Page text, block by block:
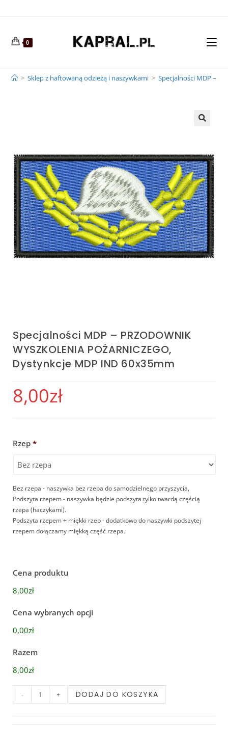
0
> Sklep z haftowaną odzieżą i naszywkami > Specjalności MDP –
Specjalności MDP – PRZODOWNIK
WYSZKOLENIA POŻARNICZEGO,
Dystynkcje MDP IND 60x35mm
8,00zł
Rzep *
Bez rzepa - naszywka bez rzepa do samodzielnego przyszycia,
Podszyta rzepem - naszywka będzie podszyta tylko twardą częścią
rzepa (haczykami).
Podszyta rzepem + miękki rzep - dodatkowo do naszywki podszytej
rzepem dołączamy miękką część rzepa.
Cena produktu
8,00zł
Cena wybranych opcji
0,00zł
Razem
8,00zł
- + DODAJ DO KOSZYKA